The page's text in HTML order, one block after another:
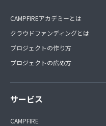
CAMPFIREアカデミーとは
クラウドファンディングとは
プロジェクトの作り方
プロジェクトの広め方
サービス
CAMPFIRE